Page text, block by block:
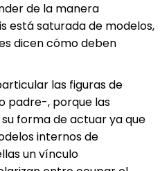
de la manera
está saturada de modelos,
dicen cómo deben
las figuras de
padre-, porque las
forma de actuar ya que
internos de
un vínculo